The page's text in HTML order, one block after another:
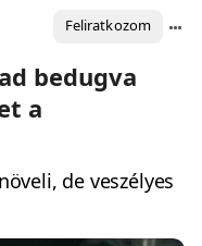
Feliratkozom
bedugva
a
de veszélyes